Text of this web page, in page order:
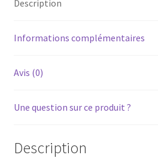
Description
Informations complémentaires
Avis (0)
Une question sur ce produit ?
Description